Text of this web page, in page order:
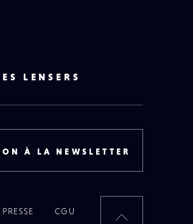
LENSERS
À LA NEWSLETTER
PRESSE CGU